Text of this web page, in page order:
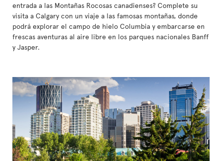
entrada a las Montañas Rocosas canadienses? Complete su
visita a Calgary con un viaje a las famosas montañas, donde
podrá explorar el campo de hielo Columbia y embarcarse en
frescas aventuras al aire libre en los parques nacionales Banff
y Jasper.